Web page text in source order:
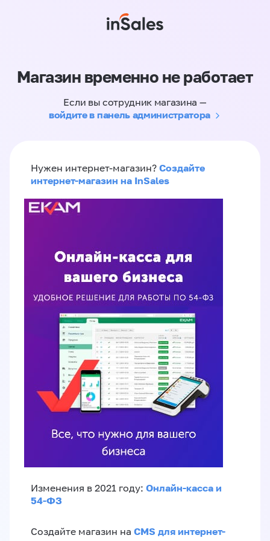
Магазин временно не работает
Если вы сотрудник магазина —
войдите в панель администратора
Нужен интернет-магазин? Создайте
интернет-магазин на InSales
Изменения в 2021 году: Онлайн-касса и
54-ФЗ
Создайте магазин на CMS для интернет-